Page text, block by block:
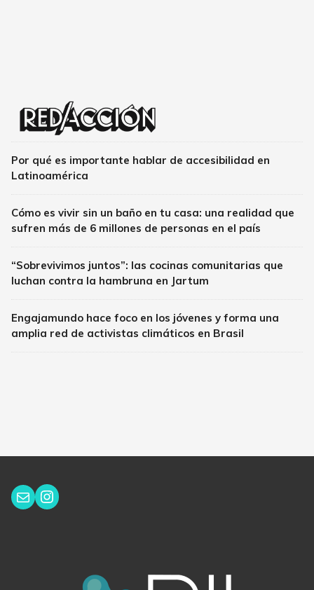
Por qué es importante hablar de accesibilidad en
Latinoamérica
Cómo es vivir sin un baño en tu casa: una realidad que
sufren más de 6 millones de personas en el país
“Sobrevivimos juntos”: las cocinas comunitarias que
luchan contra la hambruna en Jartum
Engajamundo hace foco en los jóvenes y forma una
amplia red de activistas climáticos en Brasil
Correo electrónico
Instagram